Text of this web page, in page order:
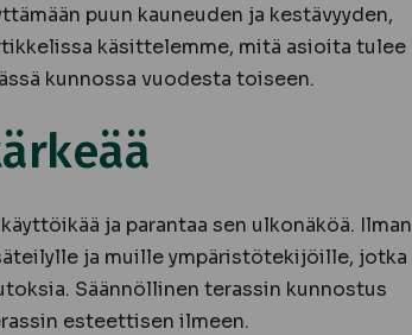
puun kauneuden ja kestävyyden,
käsittelemme, mitä asioita tulee
kunnossa vuodesta toiseen.
ja parantaa sen ulkonäköä. Ilman
ja muille ympäristötekijöille, jotka
Säännöllinen terassin kunnostus
esteettisen ilmeen.